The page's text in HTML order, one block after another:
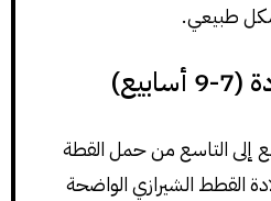
طبيعي.
إلى التاسع من حمل القطة
القطط الشيرازي الواضحة